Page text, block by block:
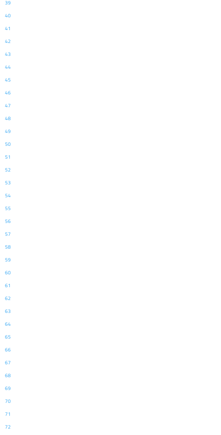
39
40
41
42
43
44
45
46
47
48
49
50
51
52
53
54
55
56
57
58
59
60
61
62
63
64
65
66
67
68
69
70
71
72